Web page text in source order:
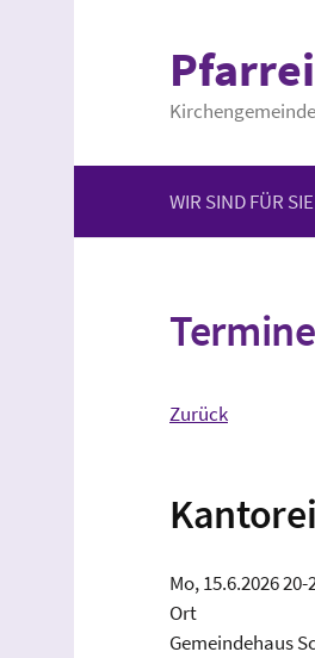
WIR SIND FÜR
Termine
Zurück
Mo, 15.6.2026
Ort
Gemeindehaus